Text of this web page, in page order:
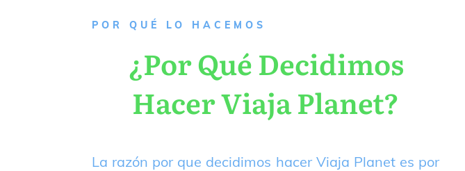
P OR QUÉ LO HACEMOS
¿Por Qué Decidimos
Hacer Viaja Planet?
La razón por que decidimos hacer Viaja Planet es por